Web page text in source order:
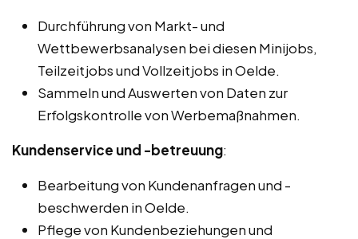
Durchführung von Markt- und
Wettbewerbsanalysen bei diesen Minijobs,
Teilzeitjobs und Vollzeitjobs in Oelde.
Sammeln und Auswerten von Daten zur
Erfolgskontrolle von Werbemaßnahmen.
Kundenservice und -betreuung:
Bearbeitung von Kundenanfragen und -
beschwerden in Oelde.
Pflege von Kundenbeziehungen und